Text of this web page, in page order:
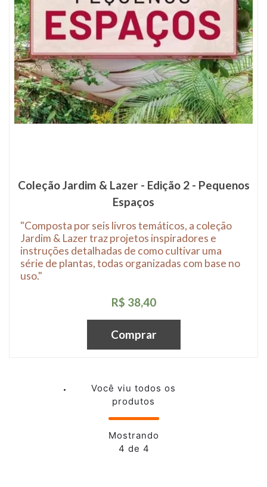
Coleção Jardim & Lazer - Edição 2 - Pequenos
Espaços
"Composta por seis livros temáticos, a coleção
Jardim & Lazer traz projetos inspiradores e
instruções detalhadas de como cultivar uma
série de plantas, todas organizadas com base no
uso."
R$ 38,40
Comprar
Você viu todos os
produtos
Mostrando
4 de 4